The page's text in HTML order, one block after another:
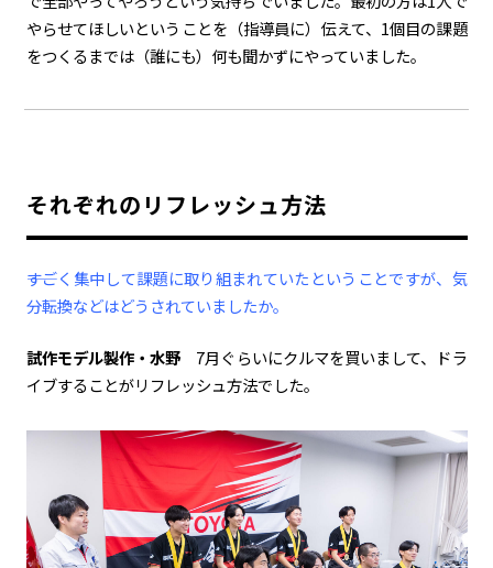
やらせてほしいということを（指導員に）伝えて、 1個目の課題
をつくるまでは（誰にも）何も聞かずにやっていました。
それぞれのリフレッシュ方法
――すごく集中して課題に取り組まれていたということですが、気
分転換などはどうされていましたか。
試作モデル製作・水野 7月ぐらいにクルマを買いまして、ドラ
イブすることがリフレッシュ方法でした。